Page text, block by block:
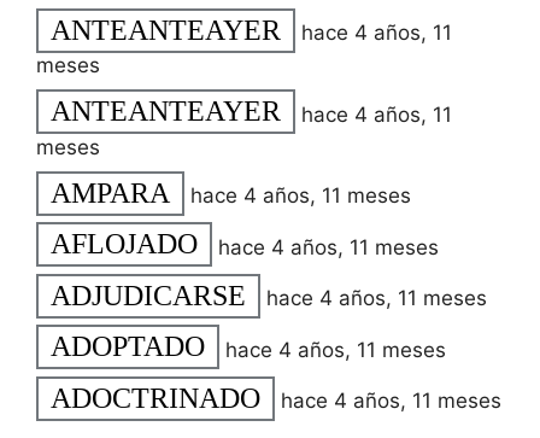
ANTEANTEAYER
hace 4 años, 11
meses
ANTEANTEAYER
hace 4 años, 11
meses
AMPARA hace 4 años, 11 meses
AFLOJADO hace 4 años, 11 meses
ADJUDICARSE hace 4 años, 11 meses
ADOPTADO hace 4 años, 11 meses
ADOCTRINADO hace 4 años, 11 meses